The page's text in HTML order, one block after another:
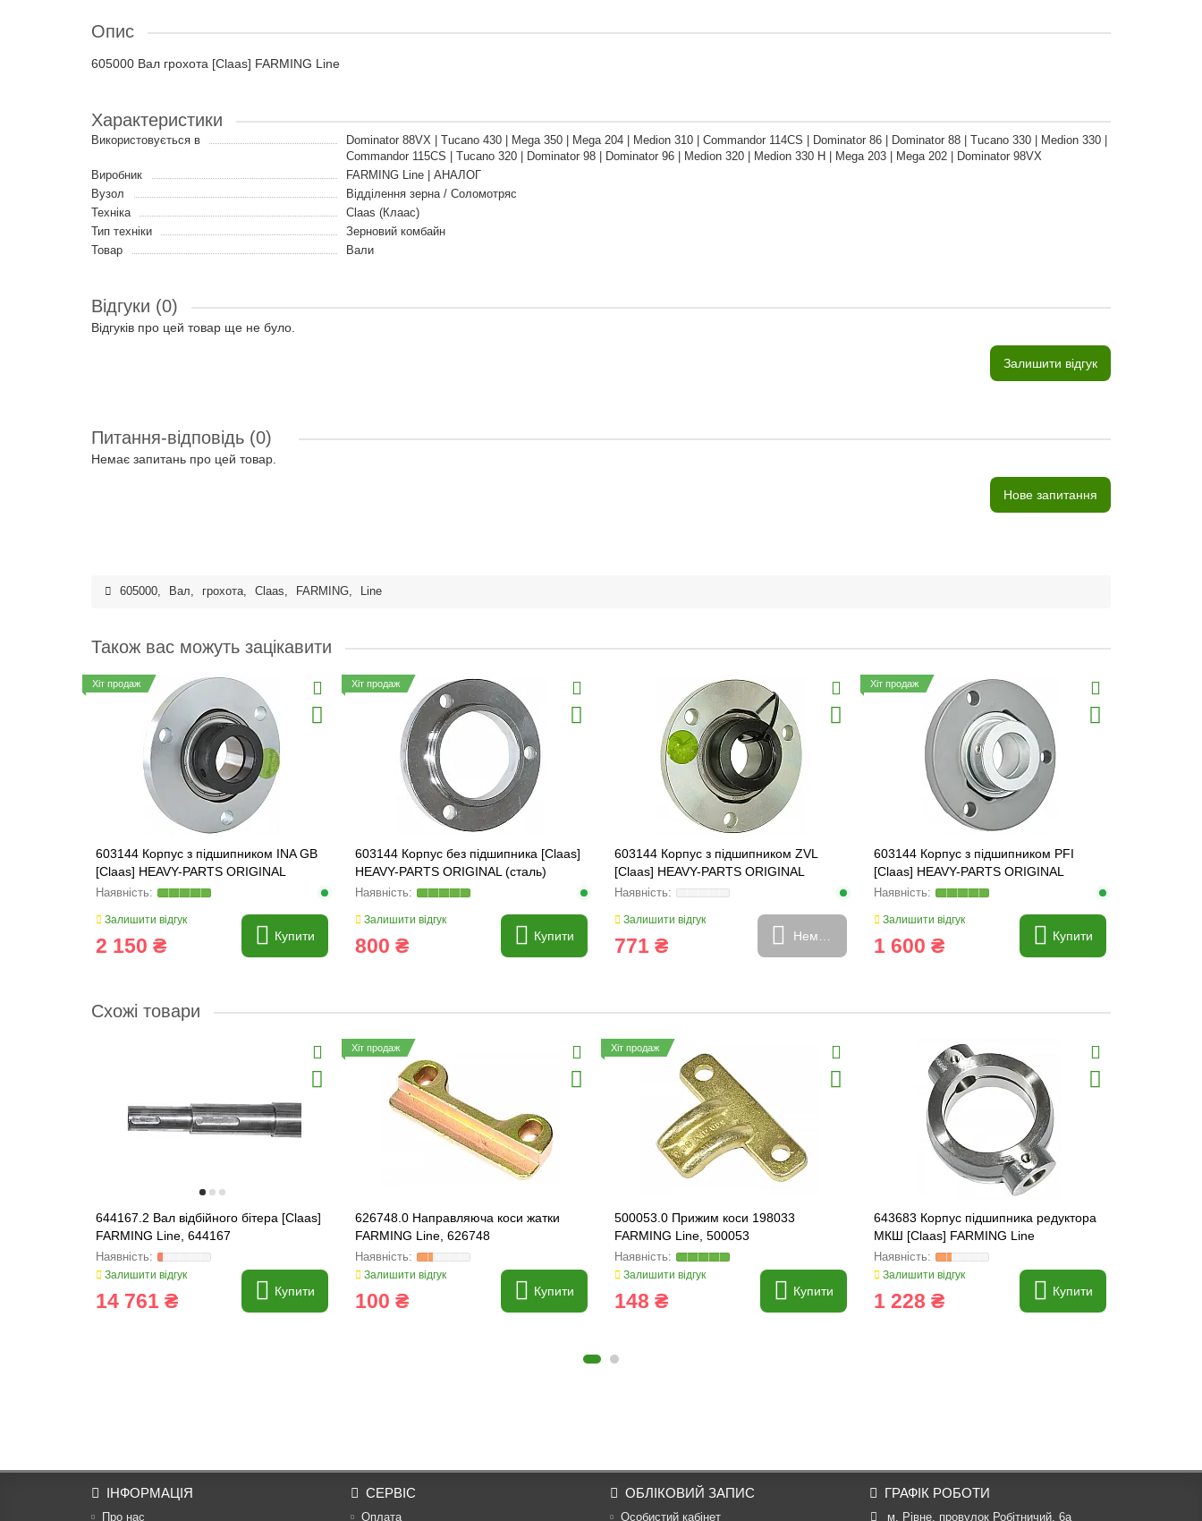
Опис
605000 Вал грохота [Claas] FARMING Line
Характеристики
Використовується в
Dominator 88VX | Tucano 430 | Mega 350 | Mega 204 | Medion 310 | Commandor 114CS | Dominator 86 | Dominator 88 | Tucano 330 | Medion 330 |
Commandor 115CS | Tucano 320 | Dominator 98 | Dominator 96 | Medion 320 | Medion 330 H | Mega 203 | Mega 202 | Dominator 98VX
Виробник
FARMING Line | АНАЛОГ
Вузол
Відділення зерна / Соломотряс
Техніка
Claas (Клаас)
Тип техніки
Зерновий комбайн
Товар
Вали
Відгуки (0)
Відгуків про цей товар ще не було.
Залишити відгук
Питання-відповідь (0)
Немає запитань про цей товар.
Нове запитання
605000, Вал, грохота, Claas, FARMING, Line
Також вас можуть зацікавити
Хіт продаж
603144 Корпус з підшипником INA GB
[Claas] HEAVY-PARTS ORIGINAL
(сталь)
Залишити відгук
2 150 ₴ Купити
Хіт продаж
603144 Корпус без підшипника [Claas]
HEAVY-PARTS ORIGINAL (сталь)
Залишити відгук
800 ₴ Купити
603144 Корпус з підшипником ZVL
[Claas] HEAVY-PARTS ORIGINAL
Залишити відгук
771 ₴ Немає в наявності
Хіт продаж
603144 Корпус з підшипником PFI
[Claas] HEAVY-PARTS ORIGINAL
(сталь)
Залишити відгук
1 600 ₴ Купити
Схожі товари
644167.2 Вал відбійного бітера [Claas]
FARMING Line, 644167
Залишити відгук
14 761 ₴ Купити
Хіт продаж
626748.0 Направляюча коси жатки
FARMING Line, 626748
Залишити відгук
100 ₴ Купити
Хіт продаж
500053.0 Прижим коси 198033
FARMING Line, 500053
Залишити відгук
148 ₴ Купити
643683 Корпус підшипника редуктора
МКШ [Claas] FARMING Line
Залишити відгук
1 228 ₴ Купити
ІНФОРМАЦІЯ
Про нас
СЕРВІС
Оплата
ОБЛІКОВИЙ ЗАПИС
Особистий кабінет
ГРАФІК РОБОТИ
м. Рівне, провулок Робітничий, 6а